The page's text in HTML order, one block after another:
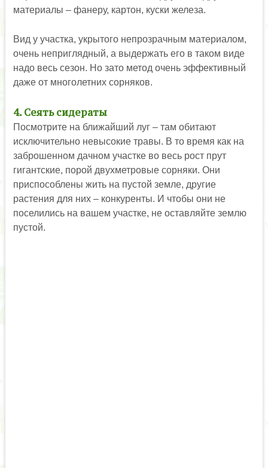
материалы – фанеру, картон, куски железа.
Вид у участка, укрытого непрозрачным материалом,
очень неприглядный, а выдержать его в таком виде
надо весь сезон. Но зато метод очень эффективный
даже от многолетних сорняков.
4. Сеять сидераты
Посмотрите на ближайший луг – там обитают
исключительно невысокие травы. В то время как на
заброшенном дачном участке во весь рост прут
гигантские, порой двухметровые сорняки. Они
приспособлены жить на пустой земле, другие
растения для них – конкуренты. И чтобы они не
поселились на вашем участке, не оставляйте землю
пустой.